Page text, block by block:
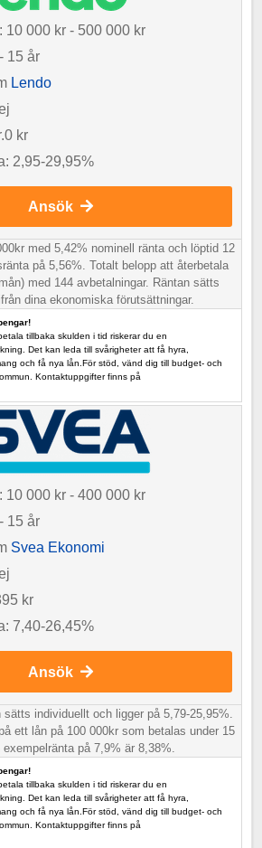
10 000 kr - 500 000 kr
15 år
Lendo
kr
2,95-29,95%
Ansök
med 5,42% nominell ränta och löptid 12
på 5,56%. Totalt belopp att återbetala
med 144 avbetalningar. Räntan sätts
dina ekonomiska förutsättningar.
tillbaka skulden i tid riskerar du en
Det kan leda till svårigheter att få hyra,
och få nya lån.För stöd, vänd dig till budget- och
Kontaktuppgifter finns på
10 000 kr - 400 000 kr
15 år
Svea Ekonomi
kr
7,40-26,45%
Ansök
sätts individuellt och ligger på 5,79-25,95%.
ett lån på 100 000kr som betalas under 15
på 7,9% är 8,38%.
tillbaka skulden i tid riskerar du en
Det kan leda till svårigheter att få hyra,
och få nya lån.För stöd, vänd dig till budget- och
Kontaktuppgifter finns på